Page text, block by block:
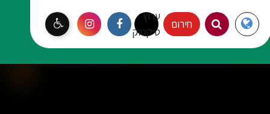
Langaugeחירום
ערוץ
טיקטוק
יזרעאל